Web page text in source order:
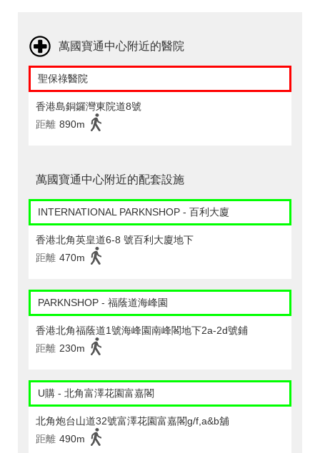
萬國寶通中心附近的醫院
聖保祿醫院
香港島銅鑼灣東院道8號
距離 890m
萬國寶通中心附近的配套設施
INTERNATIONAL PARKNSHOP - 百利大廈
香港北角英皇道6-8 號百利大廈地下
距離 470m
PARKNSHOP - 福蔭道海峰園
香港北角福蔭道1號海峰園南峰閣地下2a-2d號鋪
距離 230m
U購 - 北角富澤花園富嘉閣
北角炮台山道32號富澤花園富嘉閣g/f,a&b舖
距離 490m